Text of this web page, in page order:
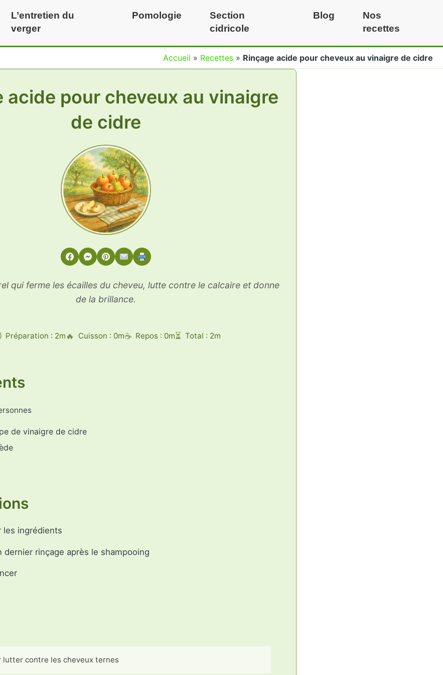
L’entretien du
verger
Pomologie
Section
cidricole
Blog
Nos
recettes
Accueil » Recettes » Rinçage acide pour cheveux au vinaigre de cidre
acide pour cheveux au vinaigre
de cidre
qui ferme les écailles du cheveu, lutte contre le calcaire et donne
de la brillance.
Préparation : 2m Cuisson : 0m Repos : 0m Total : 2m
de vinaigre de cidre
les ingrédients
dernier rinçage après le shampooing
lutter contre les cheveux ternes